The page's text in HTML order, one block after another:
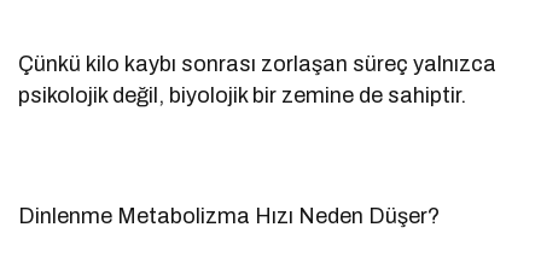
Çünkü kilo kaybı sonrası zorlaşan süreç yalnızca
psikolojik değil, biyolojik bir zemine de sahiptir.
Dinlenme Metabolizma Hızı Neden Düşer?